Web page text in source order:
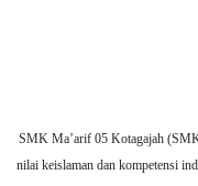
SMK Ma’arif 05 Kotagajah
nilai keislaman dan kompetensi